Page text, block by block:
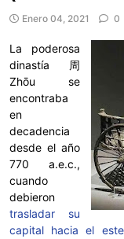
Enero 04, 2021 0
La poderosa
dinastía 周
Zhōu se
encontraba
en
decadencia
desde el año
770 a.e.c.,
cuando
debieron
trasladar su
capital hacia el este